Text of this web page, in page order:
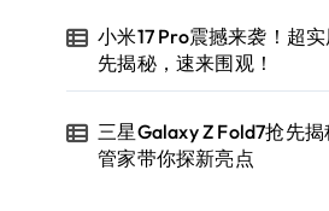
小米17 Pro震撼来袭！超
先揭秘，速来围观！
三星Galaxy Z Fold7抢先
管家带你探新亮点